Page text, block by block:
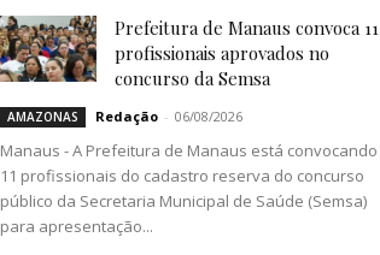
Prefeitura de Manaus convoca 11
profissionais aprovados no
concurso da Semsa
AMAZONAS Redação - 06/08/2026
Manaus - A Prefeitura de Manaus está convocando
11 profissionais do cadastro reserva do concurso
público da Secretaria Municipal de Saúde (Semsa)
para apresentação...